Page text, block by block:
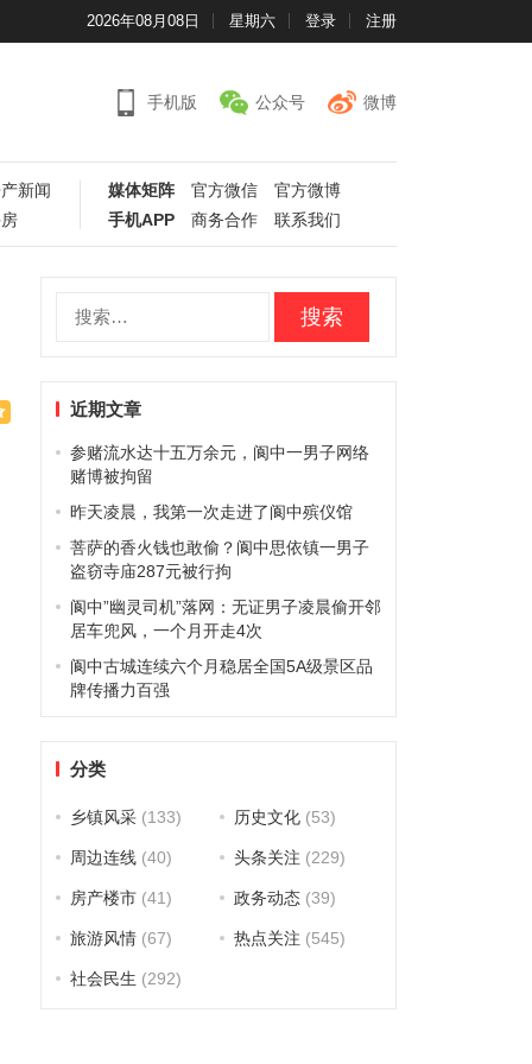
2026年08月08日 星期六 登录 注册
手机版 公众号 微博
新闻
媒体矩阵 官方微信
官方微博
手机APP
商务合作 联系我们
近期文章
参赌流水达十五万余元，阆中一男子网络
赌博被拘留
昨天凌晨，我第一次走进了阆中殡仪馆
菩萨的香火钱也敢偷？阆中思依镇一男子
盗窃寺庙287元被行拘
阆中”幽灵司机”落网：无证男子凌晨偷开邻
居车兜风，一个月开走4次
阆中古城连续六个月稳居全国5A级景区品
牌传播力百强
分类
乡镇风采(133) 历史文化(53)
周边连线(40) 头条关注 (229)
房产楼市(41) 政务动态(39)
旅游风情(67) 热点关注 (545)
社会民生 (292)